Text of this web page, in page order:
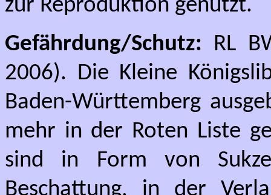
zur Reproduktion genutzt.
Gefährdung/Schutz: RL
2006). Die Kleine
Baden-Württemberg
mehr in der Roten Liste
sind in Form von
Beschattung, in der